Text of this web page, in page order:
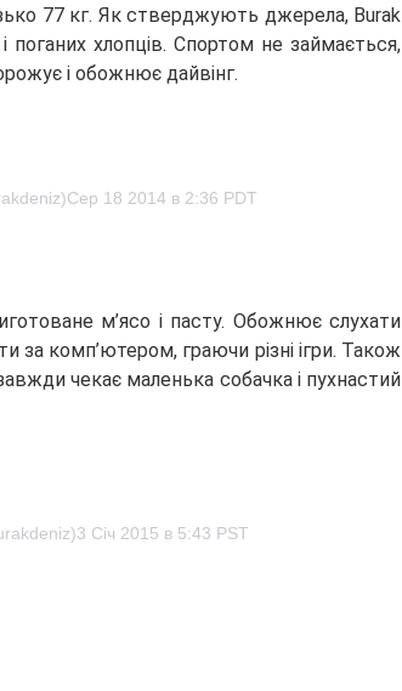
77 кг. Як стверджують джерела, Burak
поганих хлопців. Спортом не займається,
і обожнює дайвінг.
18 2014 в 2:36 PDT
м’ясо і пасту. Обожнює слухати
за комп’ютером, граючи різні ігри. Також
чекає маленька собачка і пухнастий
Січ 2015 в 5:43 PST